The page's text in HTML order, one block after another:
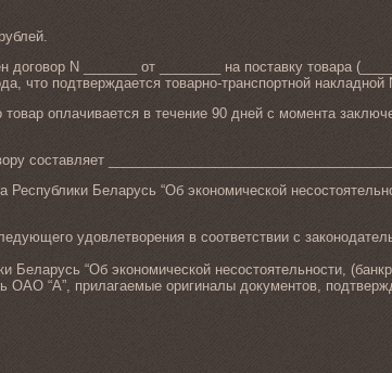
N _______ от ________ на поставку товара
что подтверждается товарно-транспортной накладной
оплачивается в течение 90 дней с момента
составляет
Беларусь “Об экономической
удовлетворения в соответствии с
Беларусь “Об экономической несостоятельности,
ОАО “А”, прилагаемые оригиналы документов,